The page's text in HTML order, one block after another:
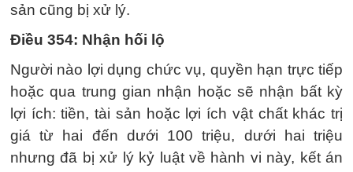
sản cũng bị xử lý.
Điều 354: Nhận hối lộ
Người nào lợi dụng chức vụ, quyền hạn trực tiếp
hoặc qua trung gian nhận hoặc sẽ nhận bất kỳ
lợi ích: tiền, tài sản hoặc lợi ích vật chất khác trị
giá từ hai đến dưới 100 triệu, dưới hai triệu
nhưng đã bị xử lý kỷ luật về hành vi này, kết án